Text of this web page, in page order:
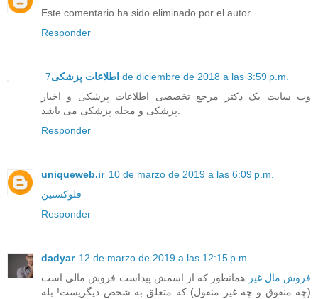
Este comentario ha sido eliminado por el autor.
Responder
اطلاعات پزشکی 7 de diciembre de 2018 a las 3:59 p.m.
وب سایت یک دکتر مرجع تخصصی اطلاعات پزشکی و اخبار
پزشکی و مجله پزشکی می باشد.
Responder
uniqueweb.ir 10 de marzo de 2019 a las 6:09 p.m.
فلوکستین
Responder
dadyar 12 de marzo de 2019 a las 12:15 p.m.
فروش مال غیر همانطور که از اسمش پیداست فروش مالی است
(چه منقوق و چه غیر منقول) که متعلق به شخص دیگریست! بله